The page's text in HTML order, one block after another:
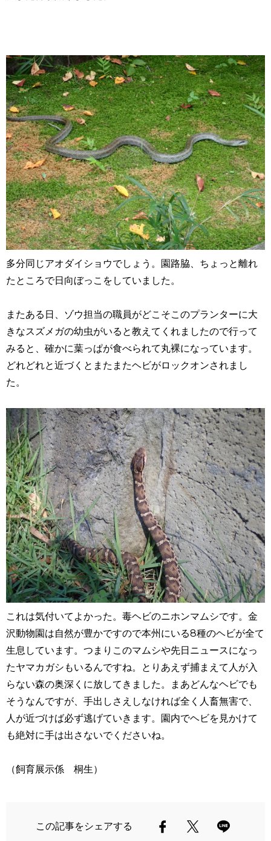
多分同じアオダイショウでしょう。園路脇、ちょっと離れ
たところで日向ぼっこをしていました。
またある日、ゾウ担当の職員がどこそこのプランターに大
きなスズメガの幼虫がいると教えてくれましたので行って
みると、確かに葉っぱが食べられて丸裸になっています。
どれどれと近づくとまたまたヘビがロックオンされまし
た。
これは気付いてよかった。毒ヘビのニホンマムシです。金
沢動物園は自然が豊かですので本州にいる8種のヘビが全て
生息しています。つまりこのマムシや先日ニュースになっ
たヤマカガシもいるんですね。とりあえず捕まえて人が入
らない森の奥深くに放してきました。まあどんなヘビでも
そうなんですが、手出しさえしなければ全く人畜無害で、
人が近づけば必ず逃げていきます。園内でヘビを見かけて
も絶対に手は出さないでくださいね。
（飼育展示係 桐生）
この記事をシェアする